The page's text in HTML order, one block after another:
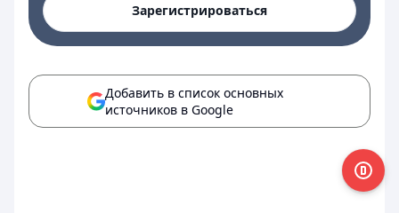
Зарегистрироваться
Добавить в список основных
источников в Google